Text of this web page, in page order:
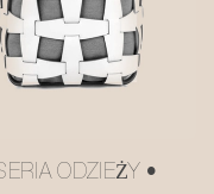
ODZIEŻY •